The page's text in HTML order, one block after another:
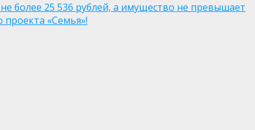
более 25 536 рублей, а имущество не превышает
«Семья»!